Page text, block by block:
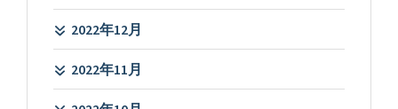
2022年12月
2022年11月